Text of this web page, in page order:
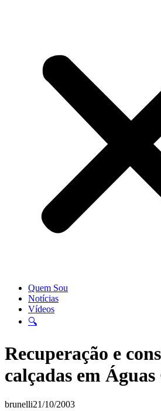
Quem Sou
Notícias
Vídeos
🔍
Recuperação e
calçadas em
brunelli21/10/2003